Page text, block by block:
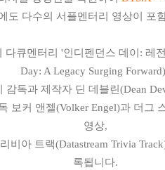
도 다수의 서플멘터리 영상이 포
다큐멘터리 '인디펜던스 데이: 레
Day: A Legacy Surging
감독과 제작자 딘 데블린(Dean
보커 앤젤(Volker Engel)과 더그
영상,
비아 트랙(Datastream Trivia
록됩니다.